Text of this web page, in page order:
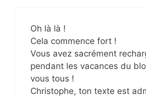
Oh là là !
Cela commence fort !
Vous avez sacrément
pendant les vacances du
vous tous !
Christophe, ton texte est